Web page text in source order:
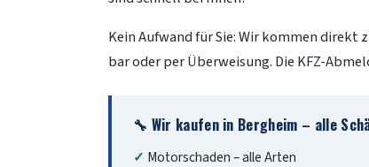
Kein Aufwand für Sie: Wir kommen
bar oder per Überweisung. Die KFZ-
🔧 Wir kaufen in Bergheim – alle
Motorschaden – alle Arten